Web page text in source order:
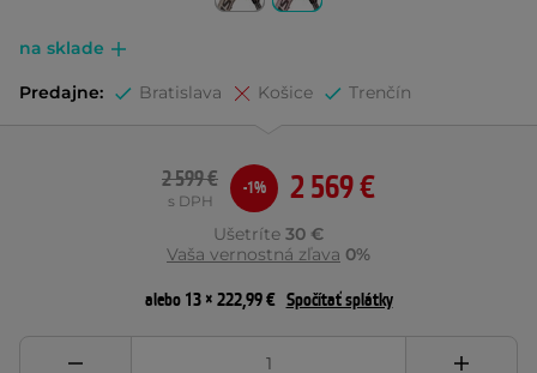
na sklade
Predajne: Bratislava Košice Trenčín
2 569 €
2 599 €
s DPH
-1%
Ušetríte 30 €
Vaša vernostná zľava 0%
alebo 13 × 222,99 € Spočítať splátky